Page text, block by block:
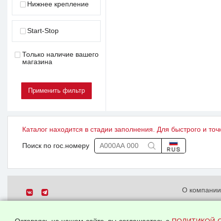
Нижнее крепление
Start-Stop
Только наличие вашего
магазина
Каталог находится в стадии заполнения. Для быстрого и
Поиск по гос.номеру
О компании